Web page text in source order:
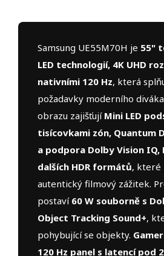
Samsung UE55M70H je 55"
LED technologií, 4K UHD
nativními 120 Hz, která
požadavky moderního
obrazu zajišťují Mini LED
tisícovkami zón, Quantum
a podpora Dolby Vision IQ,
dalších HDR formátů, které
autentický filmový zážitek.
postaví 60 W souborně s
Object Tracking Sound+,
pohybující se objekty.
120 Hz panel s latencí pod